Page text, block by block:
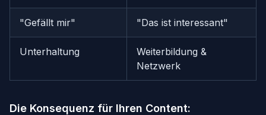
"Gefällt mir" "Das ist interessant"
Unterhaltung
Weiterbildung &
Netzwerk
Die Konsequenz für Ihren Content: